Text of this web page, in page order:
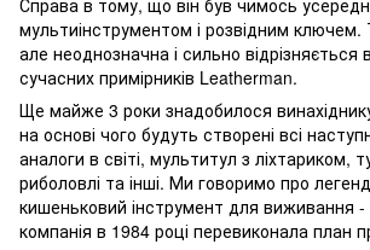
Справа в тому, що він був чимось
мультиінструментом і розвідним ключем.
але неоднозначна і сильно відрізняється
сучасних примірників Leatherman.
Ще майже 3 роки знадобилося
на основі чого будуть створені всі
аналоги в світі, мультитул з ліхтариком,
риболовлі та інші. Ми говоримо про
кишеньковий інструмент для виживання
компанія в 1984 році перевиконала план